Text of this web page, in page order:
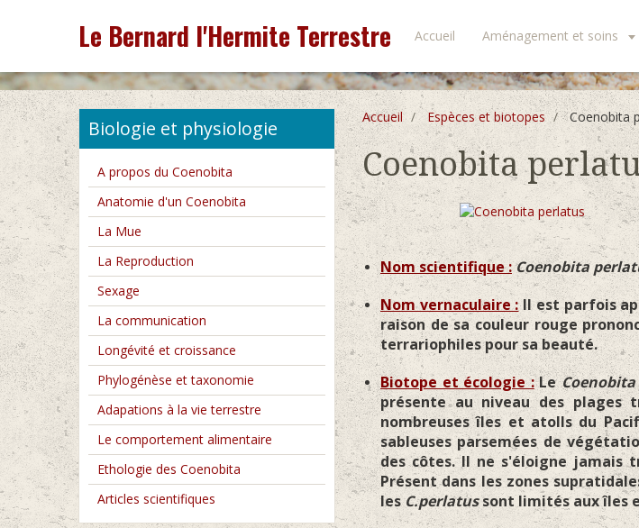
Le Bernard l'Hermite Terrestre Accueil Aménagement et soins
Accueil Espèces et biotopes Coenobita
Coenobita
Nom scientifique :Coenobita
Nom vernaculaire :Il est parfois
raison de sa couleur rouge
terrariophiles pour sa beauté.
Biotope et écologie :Le
présente au niveau des plages
nombreuses îles et atolls du
sableuses parsemées de
des côtes. Il ne s'éloigne jamais
Présent dans les zones
lesC.perlatussont limités aux îles
Biologie et physiologie
A propos du Coenobita
Anatomie d'un Coenobita
La Mue
La Reproduction
Sexage
La communication
Longévité et croissance
Phylogénèse et taxonomie
Adapations à la vie terrestre
Le comportement alimentaire
Ethologie des Coenobita
Articles scientifiques